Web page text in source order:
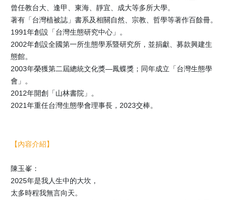
曾任教台大、逢甲、東海、靜宜、成大等多所大學。
著有「台灣植被誌」書系及相關自然、宗教、哲學等著作百餘冊。
1991年創設「台灣生態研究中心」。
2002年創設全國第一所生態學系暨研究所，並捐獻、募款興建生
態館。
2003年榮獲第二屆總統文化獎—鳳蝶獎；同年成立「台灣生態學
會」。
2012年開創「山林書院」。
2021年重任台灣生態學會理事長，2023交棒。
【內容介紹】
陳玉峯：
2025年是我人生中的大坎，
太多時程我無言向天。